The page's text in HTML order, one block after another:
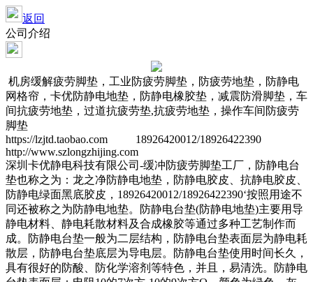
返回
公司介绍
机房缓解疲劳脚垫，工业防疲劳脚垫，防疲劳地垫，防静电
网格帘，卡优防静电地垫，防静电橡胶垫，减震防滑脚垫，车
间抗疲劳地垫，过道抗疲劳垫,抗疲劳地垫，操作车间防疲劳
脚垫
https://lzjtd.taobao.com 18926420012/18926422390
http://www.szlongzhijing.com
深圳卡优静电科技有限公司-缓冲防疲劳脚垫工厂，防静电台
垫也称之为：龙之净防静电地垫，防静电胶皮、抗静电胶皮、
防静电绿面黑底胶皮，18926420012/18926422390‘按照用途不
同还被称之为防静电地垫。防静电台垫(防静电地垫)主要用导
静电材料、静电耗散材料及合成橡胶等通过多种工艺制作而
成。防静电台垫一般为二层结构，防静电台垫表面层为静电耗
散层，防静电台垫底层为导电层。防静电台垫使用时间长久，
具有很好的防酸、防化学溶剂等特色，并且，易清洗。防静电